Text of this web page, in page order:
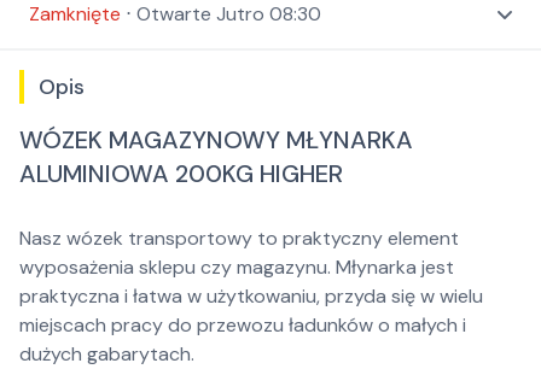
Zamknięte ⋅ Otwarte Jutro 08:30
Opis
WÓZEK MAGAZYNOWY MŁYNARKA
ALUMINIOWA 200KG HIGHER
Nasz wózek transportowy to praktyczny element
wyposażenia sklepu czy magazynu. Młynarka jest
praktyczna i łatwa w użytkowaniu, przyda się w wielu
miejscach pracy do przewozu ładunków o małych i
dużych gabarytach.